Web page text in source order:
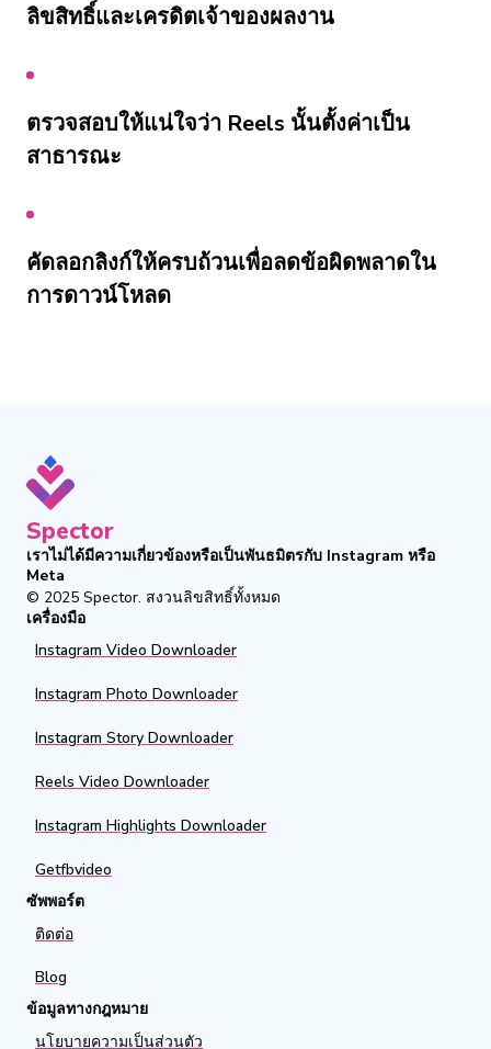
ลิขสิทธิ์และเครดิตเจ้าของผลงาน
ตรวจสอบให้แน่ใจว่า Reels นั้นตั้งค่าเป็น
สาธารณะ
คัดลอกลิงก์ให้ครบถ้วนเพื่อลดข้อผิดพลาดใน
การดาวน์โหลด
Spector
เราไม่ได้มีความเกี่ยวข้องหรือเป็นพันธมิตรกับ Instagram หรือ
Meta
© 2025 Spector. สงวนลิขสิทธิ์ทั้งหมด
เครื่องมือ
Instagram Video Downloader
Instagram Photo Downloader
Instagram Story Downloader
Reels Video Downloader
Instagram Highlights Downloader
Getfbvideo
ซัพพอร์ต
ติดต่อ
Blog
ข้อมูลทางกฎหมาย
นโยบายความเป็นส่วนตัว